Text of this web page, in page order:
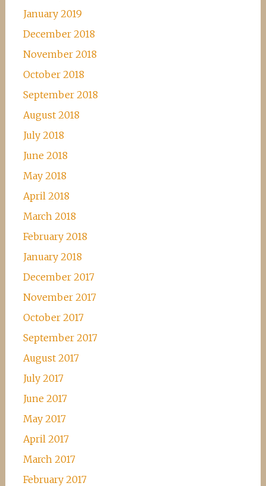
January 2019
December 2018
November 2018
October 2018
September 2018
August 2018
July 2018
June 2018
May 2018
April 2018
March 2018
February 2018
January 2018
December 2017
November 2017
October 2017
September 2017
August 2017
July 2017
June 2017
May 2017
April 2017
March 2017
February 2017